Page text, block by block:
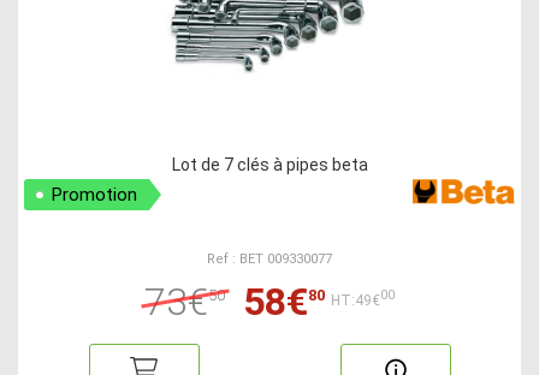
Lot de 7 clés à pipes beta
Promotion
Ref : BET 009330077
73€50 58€80 HT:49€00